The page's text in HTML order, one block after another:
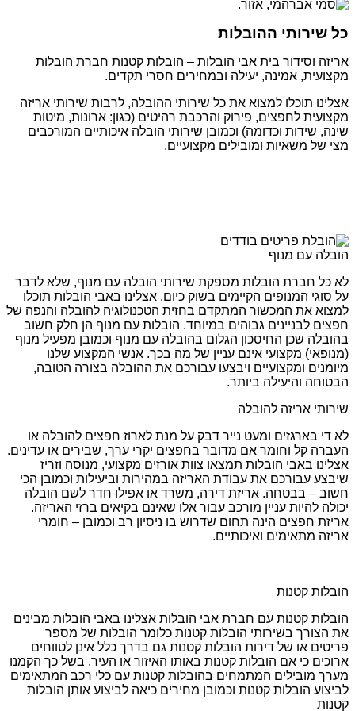
כל שירותי ההובלות
אריזה וסידור בית אבי הובלות – הובלות קטנות חברת הובלות
מקצועית, אמינה, יעילה ובמחירים חסרי תקדים.
אצלינו תוכלו למצוא את כל שירותי ההובלה, לרבות שירותי אריזה
מקצועית לחפצים, פירוק והרכבת רהיטים (כגון: ארונות, מיטות
שינה, שידות וכדומה) וכמובן שירותי הובלה איכותיים המורכבים
מצי של משאיות ומובילים מקצועיים.
הובלה עם מנוף
לא כל חברת הובלות מספקת שירותי הובלה עם מנוף, שלא לדבר
על סוגי המנופים הקיימים בשוק כיום. אצלינו באבי הובלות תוכלו
למצוא את המכשור המתקדם בחזית הטכנולוגיה להובלה והנפה של
חפצים לבניינים גבוהים במיוחד. הובלות עם מנוף הן חלק חשוב
בהובלה שכן החיסכון הגלום בהובלה עם מנוף וכמובן מפעיל מנוף
(מנופאי) מקצועי אינם עניין של מה בכך. אנשי המקצוע שלנו
מיומנים ומקצועיים ויבצעו עבורכם את ההובלה בצורה הטובה,
הבטוחה והיעילה ביותר.
שירותי אריזה להובלה
לא די בארגזים ומעט נייר דבק על מנת לארוז חפצים להובלה או
העברה קל וחומר אם מדובר בחפצים יקרי ערך, שבירים או עדינים.
אצלינו באבי הובלות תמצאו צוות אורזים מקצועי, מנוסה וזריז
שיבצע עבורכם את עבודת האריזה במהירות וביעילות וכמובן הכי
חשוב – בבטחה. אריזת דירה, משרד או אפילו חדר לשם הובלה
יכולה להיות עניין מורכב עבור אלו שאינם בקיאים ברזי האריזה.
אריזת חפצים הינה תחום שדרוש בו ניסיון רב וכמובן – חומרי
אריזה מתאימים ואיכותיים.
הובלות קטנות
הובלות קטנות עם חברת אבי הובלות אצלינו באבי הובלות מבינים
את הצורך בשירותי הובלות קטנות כלומר הובלות של מספר
פריטים או של דירות הובלות קטנות גם בדרך כלל אינן לטווחים
ארוכים כי אם הובלות קטנות באותו האיזור או העיר. בשל כך הקמנו
מערך מובילים המתמחים בהובלות קטנות עם כלי רכב המתאימים
לביצוע הובלות קטנות וכמובן מחירים כיאה לביצוע אותן הובלות
קטנות